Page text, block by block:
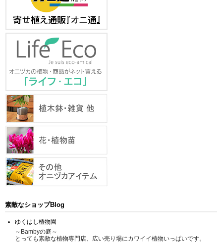
素敵なショップBlog
ゆくはし植物園
～Bambyの庭～
とっても素敵な植物専門店、広い売り場にカワイイ植物いっぱいです。